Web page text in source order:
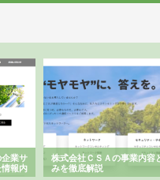
業サ
報内
株式会社ＣＳＡの事業内容
みを徹底解説